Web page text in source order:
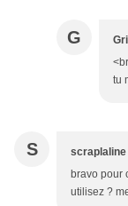
G
tu
S scraplaline
bravo pour
utilisez ?